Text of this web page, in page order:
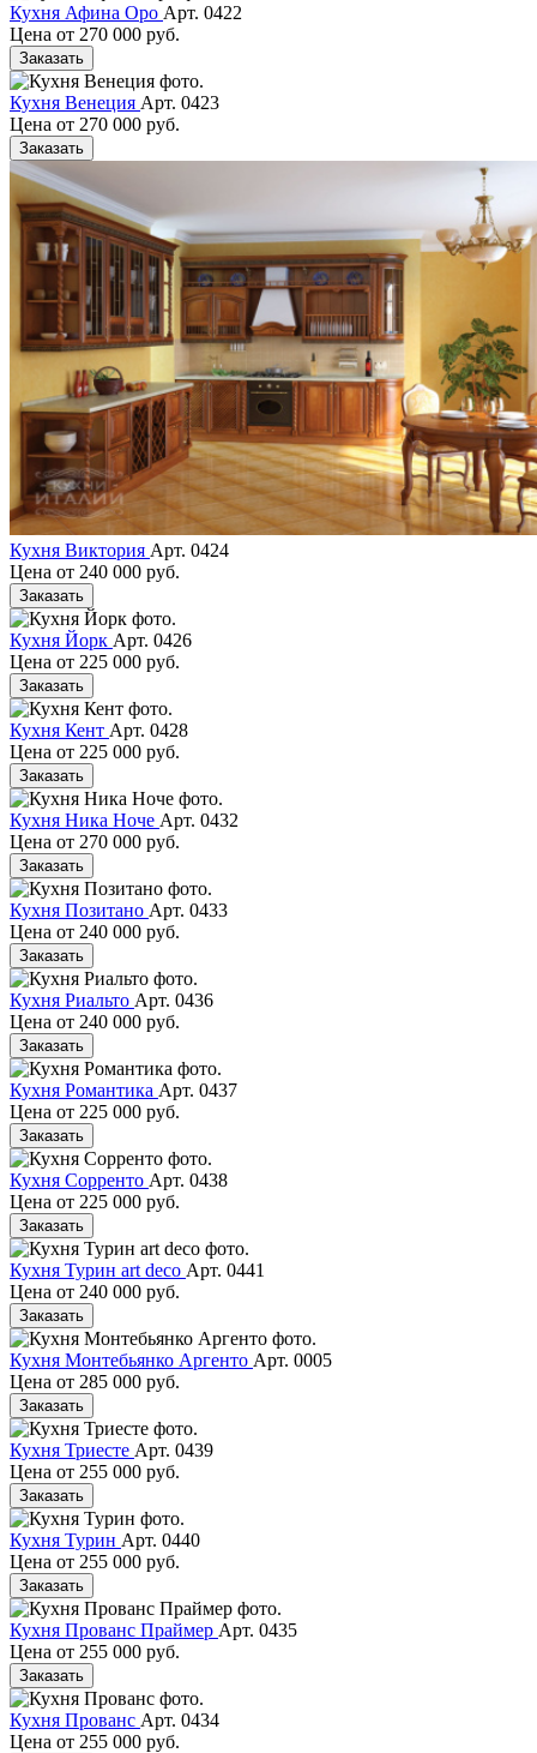
Кухня Афина Оро Арт. 0422
Цена от 270 000 руб.
Заказать
Кухня Венеция Арт. 0423
Цена от 270 000 руб.
Заказать
Кухня Виктория Арт. 0424
Цена от 240 000 руб.
Заказать
Кухня Йорк Арт. 0426
Цена от 225 000 руб.
Заказать
Кухня Кент Арт. 0428
Цена от 225 000 руб.
Заказать
Кухня Ника Ноче Арт. 0432
Цена от 270 000 руб.
Заказать
Кухня Позитано Арт. 0433
Цена от 240 000 руб.
Заказать
Кухня Риальто Арт. 0436
Цена от 240 000 руб.
Заказать
Кухня Романтика Арт. 0437
Цена от 225 000 руб.
Заказать
Кухня Сорренто Арт. 0438
Цена от 225 000 руб.
Заказать
Кухня Турин art deco Арт. 0441
Цена от 240 000 руб.
Заказать
Кухня Монтебьянко Аргенто Арт. 0005
Цена от 285 000 руб.
Заказать
Кухня Триесте Арт. 0439
Цена от 255 000 руб.
Заказать
Кухня Турин Арт. 0440
Цена от 255 000 руб.
Заказать
Кухня Прованс Праймер Арт. 0435
Цена от 255 000 руб.
Заказать
Кухня Прованс Арт. 0434
Цена от 255 000 руб.